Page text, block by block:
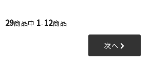
29商品中 1-12商品
次へ